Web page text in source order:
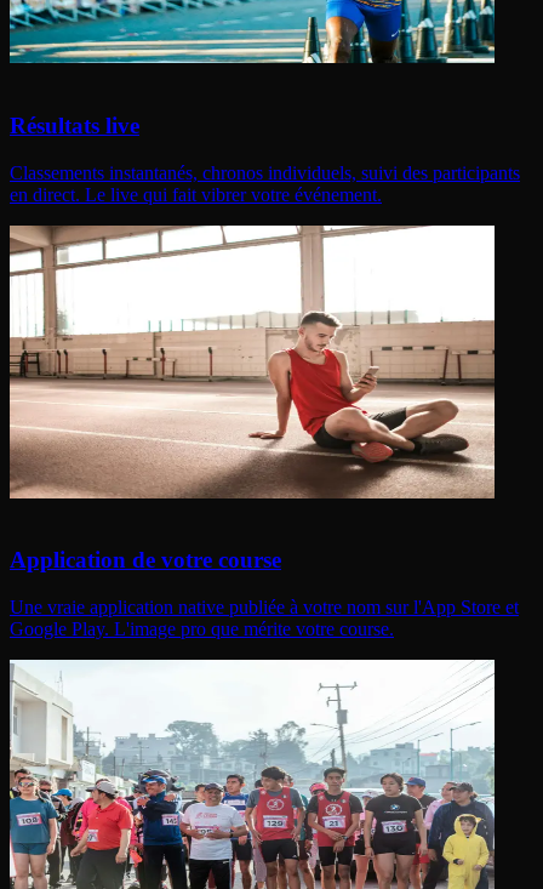
Résultats live
Classements instantanés, chronos individuels, suivi des participants
en direct. Le live qui fait vibrer votre événement.
Application de votre course
Une vraie application native publiée à votre nom sur l'App Store et
Google Play. L'image pro que mérite votre course.